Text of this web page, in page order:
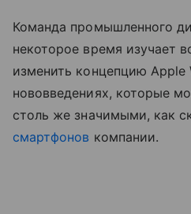
Команда промышленного
некоторое время изучает
изменить концепцию Apple
нововведениях, которые
столь же значимыми, как
смартфонов компании.